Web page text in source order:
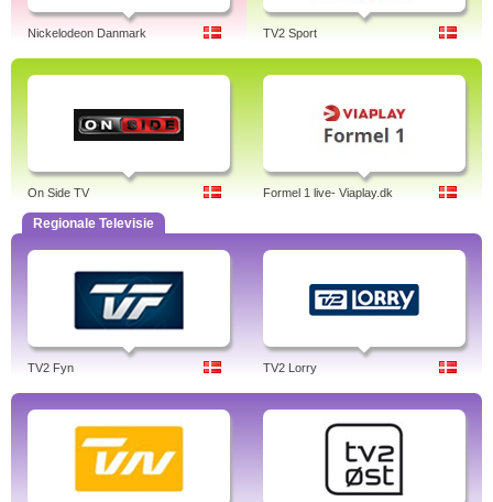
Nickelodeon Danmark TV2 Sport
On Side TV Formel 1 live- Viaplay.dk
Regionale Televisie
TV2 Fyn TV2 Lorry